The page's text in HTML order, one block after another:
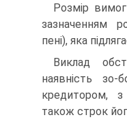
Розмір
зазначенням
пені), яка
Виклад
наявність зо-
кредитором,
також строк